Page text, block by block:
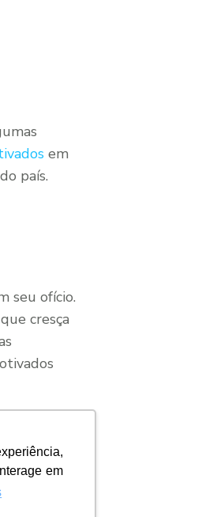
em
em
país.
seu ofício.
cresça
em